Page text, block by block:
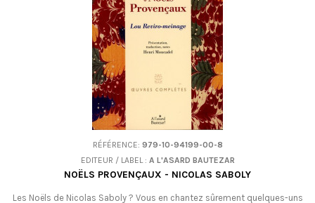
RÉFÉRENCE: 979-10-94199-00-8
EDITEUR / LABEL : A L'ASARD BAUTEZAR
NOËLS PROVENÇAUX - NICOLAS SABOLY
Les Noëls de Nicolas Saboly ? Vous en chantez sûrement quelques-uns